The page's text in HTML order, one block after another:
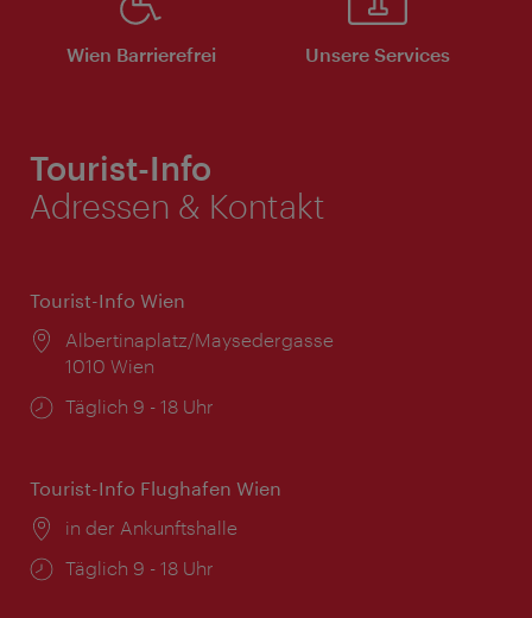
Wien Barrierefrei Unsere Services
Tourist-Info
Adressen & Kontakt
Tourist-Info Wien
Ort:
Albertinaplatz/Maysedergasse
1010 Wien
Öffnungszeiten:
Täglich 9 - 18 Uhr
Tourist-Info Flughafen Wien
Ort:
in der Ankunftshalle
Öffnungszeiten:
Täglich 9 - 18 Uhr